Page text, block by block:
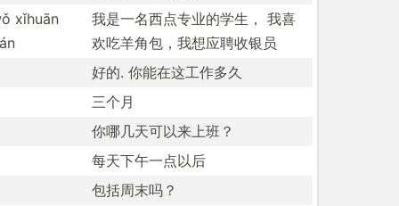
xǐhuān
我是一名西点­专业的学生， 我喜
欢吃羊角­包，我­想应聘收银员
好的. 你能在这工作多久
三个月
你哪几天可以来上班？
每天下午一点以后
包括周末吗？